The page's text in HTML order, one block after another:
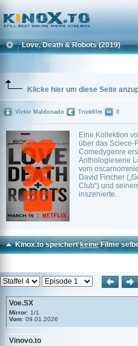
Home
Love, Death & Robots (2019)
Klicke hier um diese Seite
Eine Kollektion
über das Sciece-
Comedygenre
Anthologieserie
vom
David Fincher
Club“) und
inszenierte.
Víctor Maldonado Trickfilm 0
Kinox.to speichertkeineFilme
Voe.SX
Mirror: 1/1
Vom: 09.01.2026
Vinovo.to